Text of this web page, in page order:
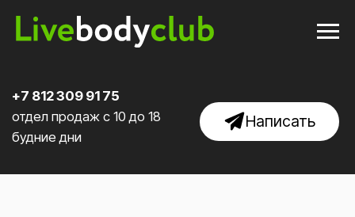
будние дни